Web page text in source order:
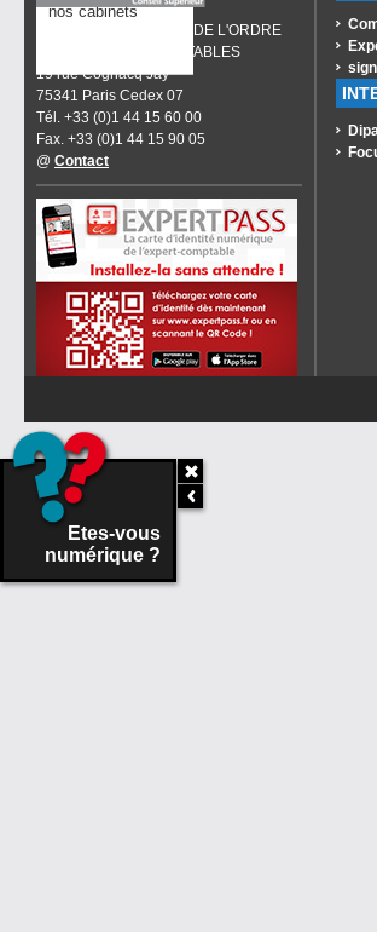
nos cabinets
Etes-vous
numérique ?
CONSEIL SUPÉRIEUR DE L'ORDRE
DES EXPERTS-COMPTABLES
19 rue Cognacq Jay
75341 Paris Cedex 07
Tél. +33 (0)1 44 15 60 00
Fax. +33 (0)1 44 15 90 05
@ Contact